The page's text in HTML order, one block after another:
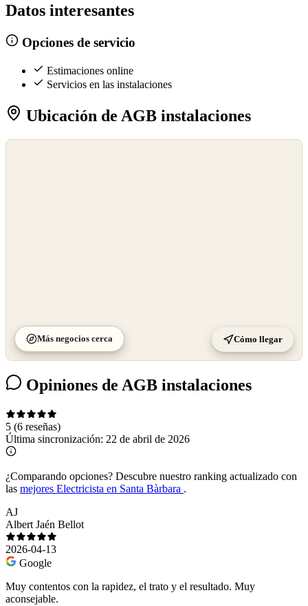
Datos interesantes
Opciones de servicio
Estimaciones online
Servicios en las instalaciones
Ubicación de AGB instalaciones
Más negocios cerca Cómo llegar
Opiniones de AGB instalaciones
5 (6 reseñas)
Última sincronización: 22 de abril de 2026
¿Comparando opciones? Descubre nuestro ranking actualizado con
las mejores Electricista en Santa Bàrbara .
AJ
Albert Jaén Bellot
2026-04-13
Google
Muy contentos con la rapidez, el trato y el resultado. Muy
aconsejable.